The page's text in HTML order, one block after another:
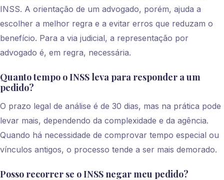
INSS. A orientação de um advogado, porém, ajuda a
escolher a melhor regra e a evitar erros que reduzam o
benefício. Para a via judicial, a representação por
advogado é, em regra, necessária.
Quanto tempo o INSS leva para responder a um
pedido?
O prazo legal de análise é de 30 dias, mas na prática pode
levar mais, dependendo da complexidade e da agência.
Quando há necessidade de comprovar tempo especial ou
vínculos antigos, o processo tende a ser mais demorado.
Posso recorrer se o INSS negar meu pedido?